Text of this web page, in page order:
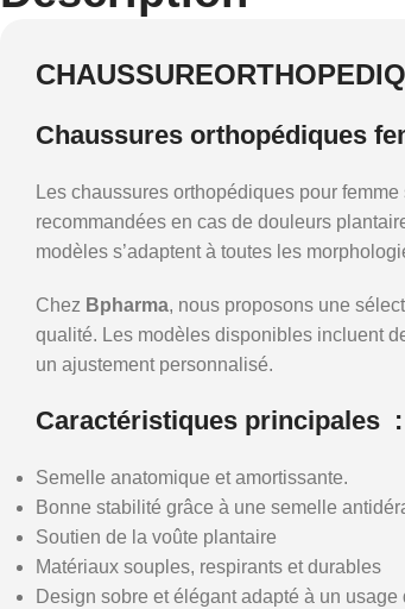
Chaussures orthopédiques
Les chaussures orthopédiques pour
recommandées en cas de douleurs
modèles s’adaptent à toutes les
Chez Bpharma, nous proposons une
qualité. Les modèles disponibles incluent
un ajustement personnalisé.
Caractéristiques principales :
Semelle anatomique et amortissante.
Bonne stabilité grâce à une semelle
Soutien de la voûte plantaire
Matériaux souples, respirants et durables
Design sobre et élégant adapté à un